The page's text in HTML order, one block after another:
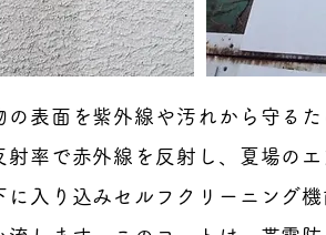
の表面を紫外線や汚れから守る
射率で赤外線を反射し、夏場の
に入り込みセルフクリーニング